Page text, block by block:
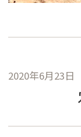
2020年6月23日